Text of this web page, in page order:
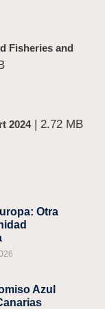
Fisheries and
2024| 2.72 MB
Otra
Azul